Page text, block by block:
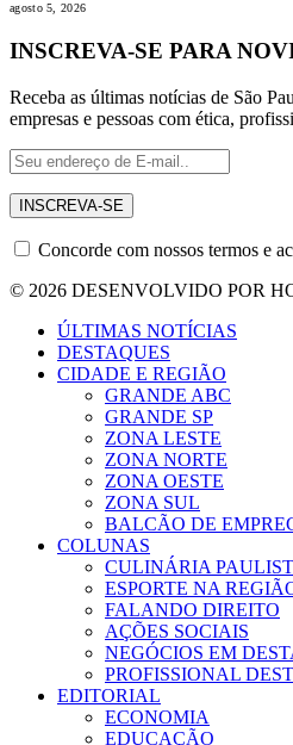
agosto 5, 2026
INSCREVA-SE PARA
Receba as últimas notícias de São
empresas e pessoas com ética,
Concorde com nossos termos e
© 2026 DESENVOLVIDO POR
ÚLTIMAS NOTÍCIAS
DESTAQUES
CIDADE E REGIÃO
GRANDE ABC
GRANDE SP
ZONA LESTE
ZONA NORTE
ZONA OESTE
ZONA SUL
BALCÃO DE
COLUNAS
CULINÁRIA
ESPORTE NA
FALANDO DIREITO
AÇÕES SOCIAIS
NEGÓCIOS EM
PROFISSIONAL
EDITORIAL
ECONOMIA
EDUCAÇÃO